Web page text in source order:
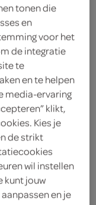
je winkel
tonen die
en
voor het
de integratie
te
en te helpen
media-ervaring
klikt,
Kies je
de strikt
wil instellen
kunt jouw
en je